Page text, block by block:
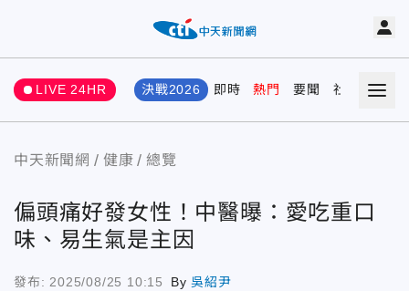
LIVE 24HR 決戰2026 即時 熱門 要聞 社會 娛樂
中天新聞網 健康 總覽
偏頭痛好發女性！中醫曝：愛吃重口
味、易生氣是主因
發布: 2025/08/25 10:15 By吳紹尹